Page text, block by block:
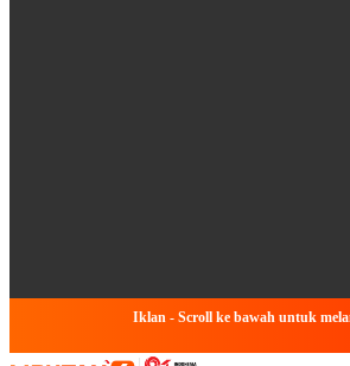
Iklan - Scroll ke bawah untuk